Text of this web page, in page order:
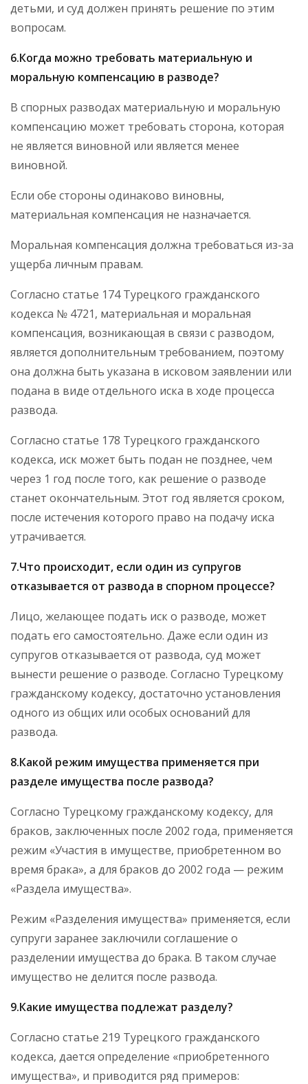
детьми, и суд должен принять решение по этим
вопросам.
6.Когда можно требовать материальную и
моральную компенсацию в разводе?
В спорных разводах материальную и моральную
компенсацию может требовать сторона, которая
не является виновной или является менее
виновной.
Если обе стороны одинаково виновны,
материальная компенсация не назначается.
Моральная компенсация должна требоваться из-за
ущерба личным правам.
Согласно статье 174 Турецкого гражданского
кодекса № 4721, материальная и моральная
компенсация, возникающая в связи с разводом,
является дополнительным требованием, поэтому
она должна быть указана в исковом заявлении или
подана в виде отдельного иска в ходе процесса
развода.
Согласно статье 178 Турецкого гражданского
кодекса, иск может быть подан не позднее, чем
через 1 год после того, как решение о разводе
станет окончательным. Этот год является сроком,
после истечения которого право на подачу иска
утрачивается.
7.Что происходит, если один из супругов
отказывается от развода в спорном процессе?
Лицо, желающее подать иск о разводе, может
подать его самостоятельно. Даже если один из
супругов отказывается от развода, суд может
вынести решение о разводе. Согласно Турецкому
гражданскому кодексу, достаточно установления
одного из общих или особых оснований для
развода.
8.Какой режим имущества применяется при
разделе имущества после развода?
Согласно Турецкому гражданскому кодексу, для
браков, заключенных после 2002 года, применяется
режим «Участия в имуществе, приобретенном во
время брака», а для браков до 2002 года — режим
«Раздела имущества».
Режим «Разделения имущества» применяется, если
супруги заранее заключили соглашение о
разделении имущества до брака. В таком случае
имущество не делится после развода.
9.Какие имущества подлежат разделу?
Согласно статье 219 Турецкого гражданского
кодекса, дается определение «приобретенного
имущества», и приводится ряд примеров: